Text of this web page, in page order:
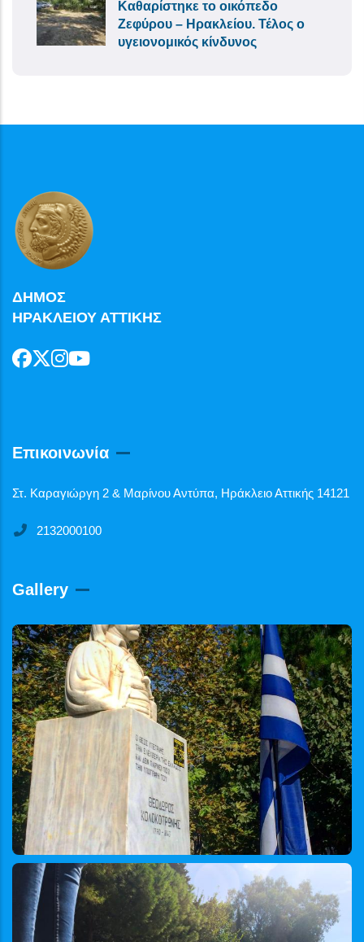
Καθαρίστηκε το οικόπεδο
Ζεφύρου – Ηρακλείου. Τέλος ο
υγειονομικός κίνδυνος
ΔΗΜΟΣ
ΗΡΑΚΛΕΙΟΥ ΑΤΤΙΚΗΣ
Επικοινωνία
Στ. Καραγιώργη 2 & Μαρίνου Αντύπα, Ηράκλειο Αττικής 14121
2132000100
Gallery